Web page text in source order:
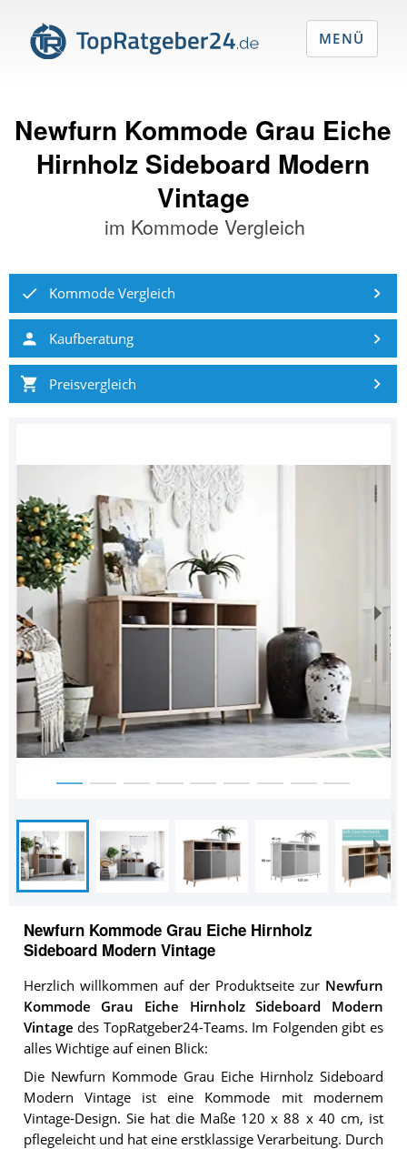
Newfurn Kommode Grau Eiche
Hirnholz Sideboard Modern
Vintage
im Kommode Vergleich
Kommode Vergleich
Kaufberatung
Preisvergleich
Newfurn Kommode Grau Eiche Hirnholz
Sideboard Modern Vintage
Herzlich willkommen auf der Produktseite zur Newfurn
Kommode Grau Eiche Hirnholz Sideboard Modern
Vintage des TopRatgeber24-Teams. Im Folgenden gibt es
alles Wichtige auf einen Blick:
Die Newfurn Kommode Grau Eiche Hirnholz Sideboard
Modern Vintage ist eine Kommode mit modernem
Vintage-Design. Sie hat die Maße 120 x 88 x 40 cm, ist
pflegeleicht und hat eine erstklassige Verarbeitung. Durch
MENÜ